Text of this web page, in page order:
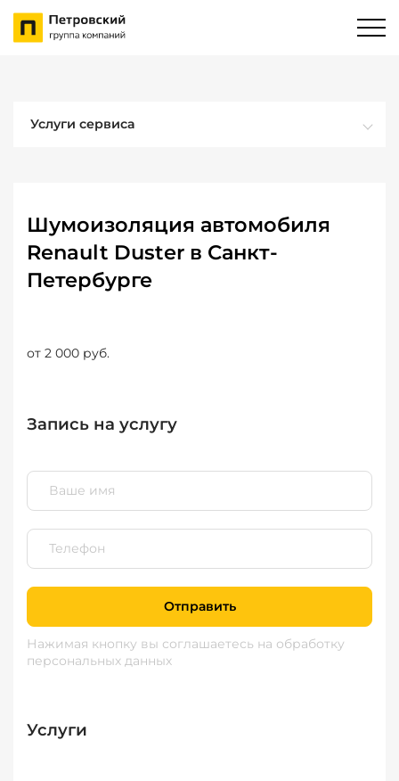
Услуги сервиса
Шумоизоляция автомобиля
Renault Duster в Санкт-
Петербурге
от 2 000 руб.
Запись на услугу
Отправить
Нажимая кнопку вы соглашаетесь на обработку
персональных данных
Услуги